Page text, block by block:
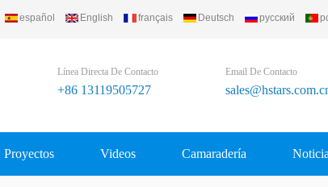
Group Ltd..
español English français Deutsch русский
Línea Directa De Contacto
+86 13119505727
Email De Contacto
Proyectos Videos Camaradería